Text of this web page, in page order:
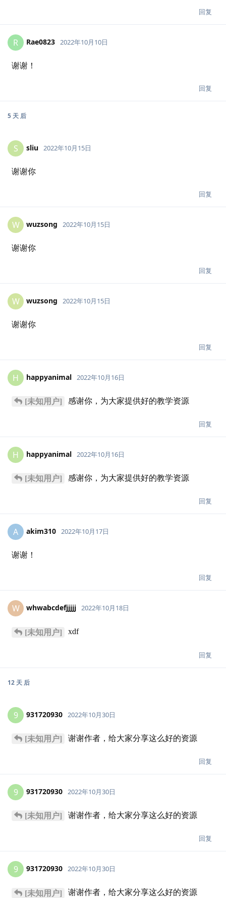
回复
R Rae0823 2022年10月10日
谢谢！
回复
5 天 后
S sliu 2022年10月15日
谢谢你
回复
W wuzsong 2022年10月15日
谢谢你
回复
W wuzsong 2022年10月15日
谢谢你
回复
H happyanimal 2022年10月16日
[未知用户] 感谢你，为大家提供好的教学资源
回复
H happyanimal 2022年10月16日
[未知用户] 感谢你，为大家提供好的教学资源
回复
A akim310 2022年10月17日
谢谢！
回复
W whwabcdefjjjjj 2022年10月18日
[未知用户] xdf
回复
12 天 后
9 931720930 2022年10月30日
[未知用户] 谢谢作者，给大家分享这么好的资源
回复
9 931720930 2022年10月30日
[未知用户] 谢谢作者，给大家分享这么好的资源
回复
9 931720930 2022年10月30日
[未知用户] 谢谢作者，给大家分享这么好的资源